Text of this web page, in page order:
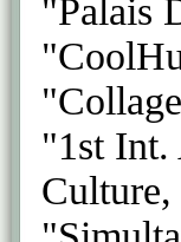
"Palais
"1st Int.